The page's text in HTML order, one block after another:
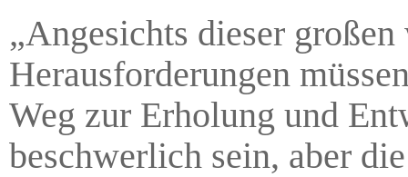
„Angesichts dieser
Herausforderungen
Weg zur Erholung und
beschwerlich sein, aber